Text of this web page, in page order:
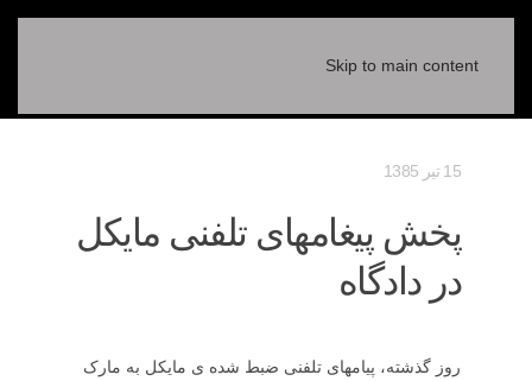
Skip to main content
15 تیر 1385
پخش پیغامهای تلفنی مایکل
در دادگاه
روز گذشته، پیامهای تلفنی ضبط شده ی مایکل به مارک